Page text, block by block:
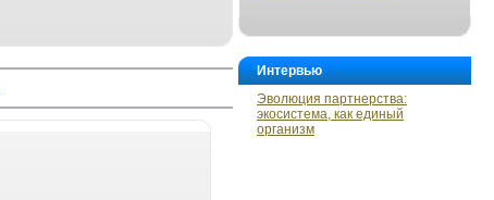
Интервью
Эволюция партнерства:
экосистема, как единый
организм